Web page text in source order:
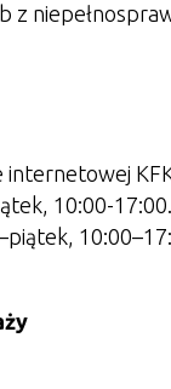
10:00-17:00.